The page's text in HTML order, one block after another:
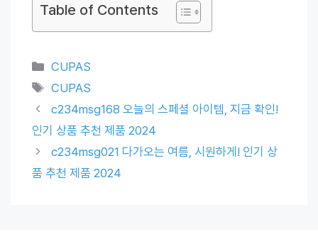
Table of Contents
Categories
CUPAS
Tags
CUPAS
c234msg168 오늘의 스페셜 아이템, 지금 확인!
인기 상품 추천 제품 2024
c234msg021 다가오는 여름, 시원하게! 인기 상
품 추천 제품 2024